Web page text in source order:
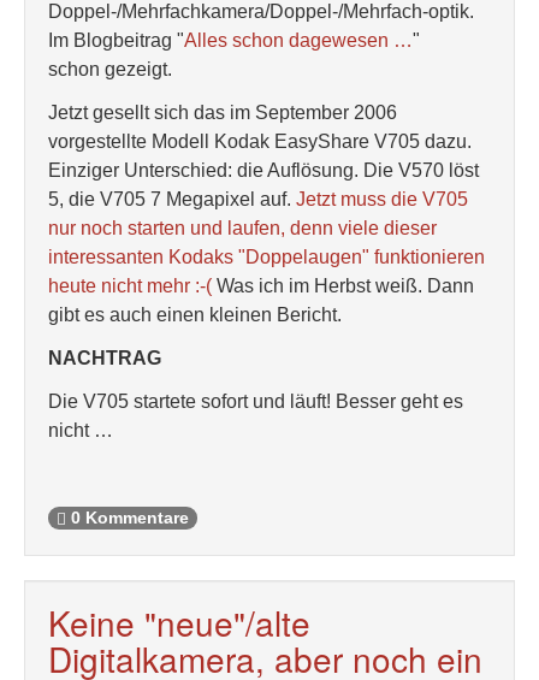
Doppel-/Mehrfachkamera/Doppel-/Mehrfach-optik.
Im Blogbeitrag "Alles schon dagewesen …"
schon gezeigt.
Jetzt gesellt sich das im September 2006
vorgestellte Modell Kodak EasyShare V705 dazu.
Einziger Unterschied: die Auflösung. Die V570 löst
5, die V705 7 Megapixel auf. Jetzt muss die V705
nur noch starten und laufen, denn viele dieser
interessanten Kodaks "Doppelaugen" funktionieren
heute nicht mehr :-( Was ich im Herbst weiß. Dann
gibt es auch einen kleinen Bericht.
NACHTRAG
Die V705 startete sofort und läuft! Besser geht es
nicht …
0 Kommentare
Keine "neue"/alte
Digitalkamera, aber noch ein